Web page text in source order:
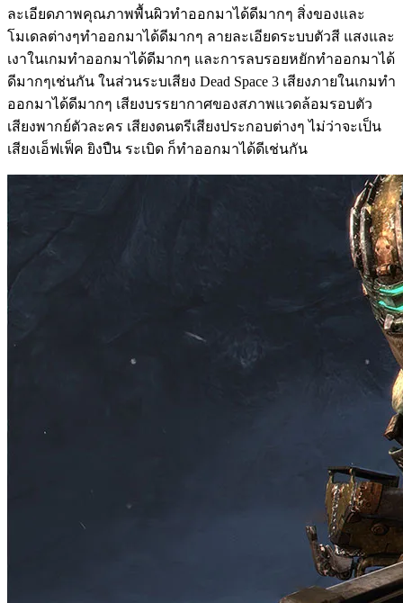
ละเอียดภาพคุณภาพพื้นผิวทำออกมาได้ดีมากๆ สิ่งของและ
โมเดลต่างๆทำออกมาได้ดีมากๆ ลายละเอียดระบบตัวสี แสงและ
เงาในเกมทำออกมาได้ดีมากๆ และการลบรอยหยักทำออกมาได้
ดีมากๆเช่นกัน ในส่วนระบเสียง Dead Space 3 เสียงภายในเกมทำ
ออกมาได้ดีมากๆ เสียงบรรยากาศของสภาพแวดล้อมรอบตัว
เสียงพากย์ตัวละคร เสียงดนตรีเสียงประกอบต่างๆ ไม่ว่าจะเป็น
เสียงเอ็ฟเฟ็ค ยิงปืน ระเบิด ก็ทำออกมาได้ดีเช่นกัน